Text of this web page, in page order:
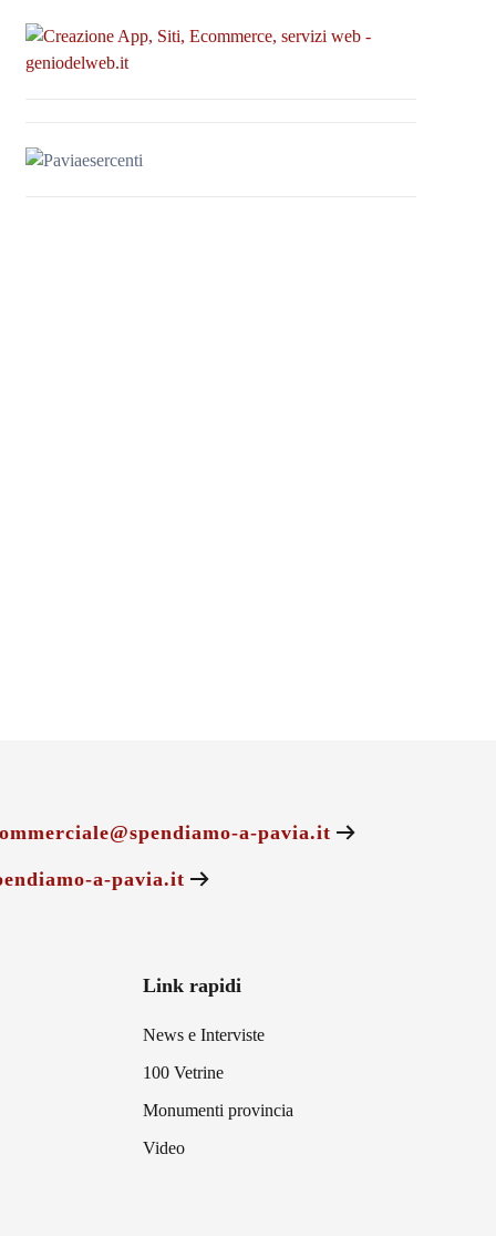
a-pavia.it
a-pavia.it
Link rapidi
News e Interviste
100 Vetrine
Monumenti provincia
Video